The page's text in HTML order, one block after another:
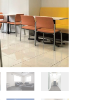
いるので、晴れた日には
きます。